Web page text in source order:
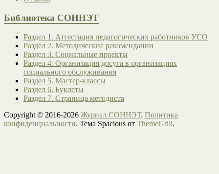
Библиотека СОННЭТ
Раздел 1. Аттестация педагогических работников УСО
Раздел 2. Методические рекомендации
Раздел 3. Социальные проекты
Раздел 4. Организация досуга в организациях
социального обслуживания
Раздел 5. Мастер-классы
Раздел 6. Буклеты
Раздел 7. Страница методиста
Copyright © 2016-2026 Журнал СОННЭТ. Политика
конфиденциальности. Тема Spacious от ThemeGrill.